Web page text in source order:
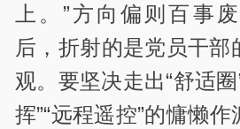
上。”方向偏则百事
后，折射的是党员干部
观。要坚决走出“舒适
挥”“远程遥控”的慵懒